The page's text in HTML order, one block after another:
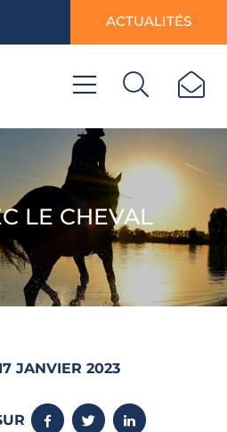
ACTUALITÉS
LE CHEVAL
JANVIER 2023